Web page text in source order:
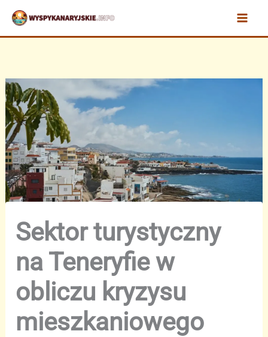
Przejdź
treści
Sektor turystyczny
na Teneryfie w
obliczu kryzysu
mieszkaniowego